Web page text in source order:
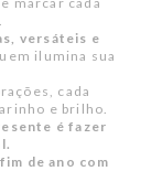
versáteis e
ilumina sua
cada
e brilho.
é fazer
de ano com